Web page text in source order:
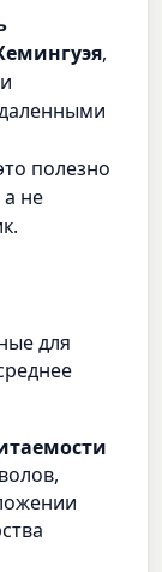
,
полезно
а не
для